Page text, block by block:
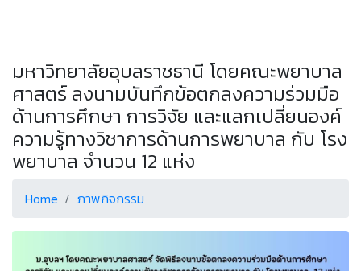
มหาวิทยาลัยอุบลราชธานี โดยคณะพยาบาล
ศาสตร์ ลงนามบันทึกข้อตกลงความร่วมมือ
ด้านการศึกษา การวิจัย และแลกเปลี่ยนองค์
ความรู้ทางวิชาการด้านการพยาบาล กับ โรง
พยาบาล จำนวน 12 แห่ง
Home ภาพกิจกรรม